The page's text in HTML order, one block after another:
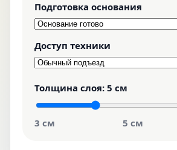
Подготовка основания
Доступ техники
Толщина слоя: 5 см
3 см 5 см